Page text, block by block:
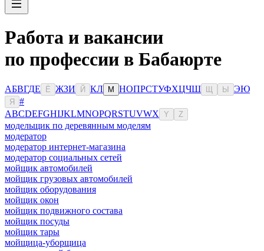
Работа и вакансии
по профессии в Бабаюрте
АБВГДЕ Ё ЖЗИ Й КЛ М НОПРСТУФХЦЧШ Ы ЭЮ
Я
#
ABCDEFGHIJKLMNOPQRSTUVWX Y Z
модельщик по деревянным моделям
модератор
модератор интернет-магазина
модератор социальных сетей
мойщик автомобилей
мойщик грузовых автомобилей
мойщик оборудования
мойщик окон
мойщик подвижного состава
мойщик посуды
мойщик тары
мойщица-уборщица